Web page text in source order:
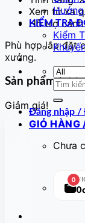
KIỂM TRA
Kiểm
Tìm
Đăng nhập /
GIỎ HÀNG
Chưa
0
Xem từ xa
Hỗ trợ
Phù hợp lắp đặt
xưởng.
Sản phẩm
Giảm giá!